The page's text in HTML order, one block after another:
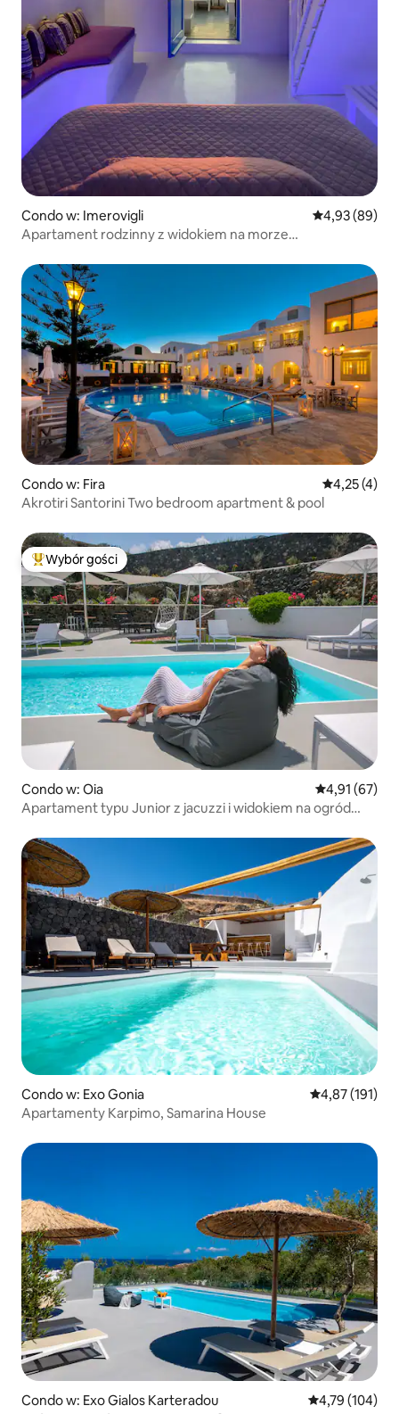
Condo w: Imerovigli Średnia
4,93 (89)
Apartament rodzinny z widokiem na morze
Condo w: Fira Średnia
4,25 (4)
Akrotiri Santorini Two bedroom apartment & pool
Najpopularniejsze z kategorii Wybór gości
Wybór gości
Condo w: Oia Średnia
4,91 (67)
Apartament typu Junior z jacuzzi i widokiem na ogród
Condo w: Exo Gonia Średnia
4,87 (191)
Apartamenty Karpimo, Samarina House
Condo w: Exo Gialos Karteradou Średnia
4,79 (104)